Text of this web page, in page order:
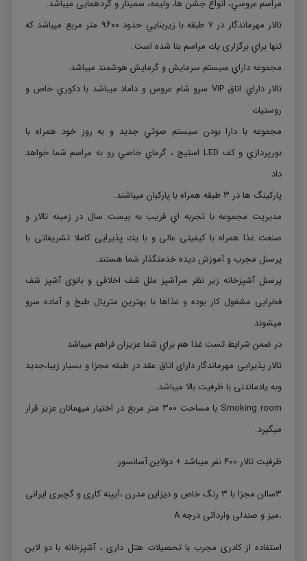
مراسم عروسي، انواع جشن ها، وليمه، سمينار و گردهمايی ميباشد.
تالار مهرماندگار در ٧ طبقه با زيربنايي حدود ٩٦٠٠ متر مربع ميباشد كه
تنها براي برگزاری يك مراسم بنا شده است.
مجموعه داراي سيستم سرمايش و گرمايش هوشمند ميباشد.
تالار داراي اتاق VIP سرو شام عروس و داماد ميباشد با دكوري خاص و
روستيك
مجموعه با دارا بودن سيستم صوتي جديد و به روز خود همراه با
نورپردازي و كف LED استيج ، گرماي خاصي رو به مراسم شما خواهد
داد.
پاركينگ ها در ٣ طبقه همراه با پاركبان ميباشند.
مديريت مجموعه با تجربه اي قريب به بيست سال در زمينه تالار و
صنعت غذا همراه با كيفيتی عالی و با يك پذيرايی كاملا تشريفاتی با
پرسنل مجرب و آموزش ديده خدمتگذار شما هستند.
پرسنل آشپزخانه زير نظر سرآشپز ملل شف اخلاقی و بانوی آشپز شف
فخرايی مشغول كار بوده و غذاها با بهترين متريال طبخ و آماده سرو
ميشوند
در ضمن شرايط تست غذا هم براي شما عزيزان فراهم ميباشد
تالار پذيرايی مهرماندگار دارای اتاق عقد در طبقه مجزا و بسيار زيبا،جديد
وبه يادماندنی با ظرفيت بالا ميباشد.
Smoking room با مساحت ٣٠٠ متر مربع در اختيار ميهمانان عزيز قرار
ميگيرد.
ظرفیت تالار ۴۰۰ نفر میباشد + دولاین آسانسور.
۳سالن مجزا با ۳ رنگ خاص و دیزاین مدرن ،آیینه کاری و گچبری ایرانی
،میز و صندلی وارداتی درجه A
استفاده از کادری مجرب با تحصیلات هتل داری ، آشپزخانه با دو لاین